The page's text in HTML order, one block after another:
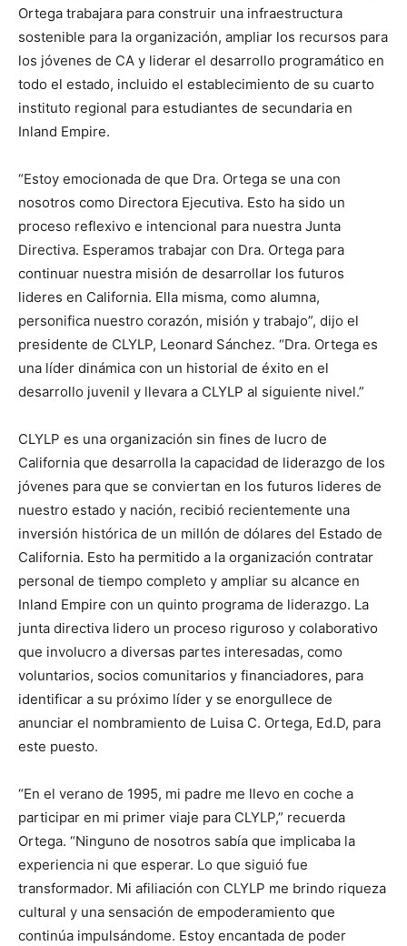
Ortega trabajara para construir una infraestructura
sostenible para la organización, ampliar los recursos para
los jóvenes de CA y liderar el desarrollo programático en
todo el estado, incluido el establecimiento de su cuarto
instituto regional para estudiantes de secundaria en
Inland Empire.
“Estoy emocionada de que Dra. Ortega se una con
nosotros como Directora Ejecutiva. Esto ha sido un
proceso reflexivo e intencional para nuestra Junta
Directiva. Esperamos trabajar con Dra. Ortega para
continuar nuestra misión de desarrollar los futuros
lideres en California. Ella misma, como alumna,
personifica nuestro corazón, misión y trabajo”, dijo el
presidente de CLYLP, Leonard Sánchez. “Dra. Ortega es
una líder dinámica con un historial de éxito en el
desarrollo juvenil y llevara a CLYLP al siguiente nivel.”
CLYLP es una organización sin fines de lucro de
California que desarrolla la capacidad de liderazgo de los
jóvenes para que se conviertan en los futuros lideres de
nuestro estado y nación, recibió recientemente una
inversión histórica de un millón de dólares del Estado de
California. Esto ha permitido a la organización contratar
personal de tiempo completo y ampliar su alcance en
Inland Empire con un quinto programa de liderazgo. La
junta directiva lidero un proceso riguroso y colaborativo
que involucro a diversas partes interesadas, como
voluntarios, socios comunitarios y financiadores, para
identificar a su próximo líder y se enorgullece de
anunciar el nombramiento de Luisa C. Ortega, Ed.D, para
este puesto.
“En el verano de 1995, mi padre me llevo en coche a
participar en mi primer viaje para CLYLP,” recuerda
Ortega. “Ninguno de nosotros sabía que implicaba la
experiencia ni que esperar. Lo que siguió fue
transformador. Mi afiliación con CLYLP me brindo riqueza
cultural y una sensación de empoderamiento que
continúa impulsándome. Estoy encantada de poder